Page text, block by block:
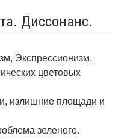
Диссонанс.
Экспрессионизм.
цветовых
излишние площади и
зеленого.